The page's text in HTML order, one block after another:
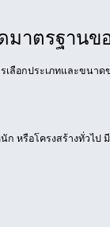
มาตรฐานข
เลือกประเภทและขนา
หรือโครงสร้างทั่วไป